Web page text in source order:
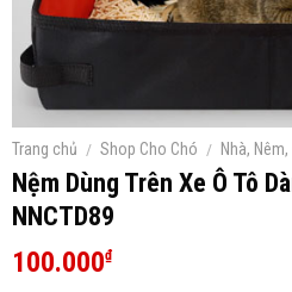
Trang chủ / Shop Cho Chó / Nhà,
Nệm Dùng Trên Xe Ô Tô
NNCTD89
100.000₫